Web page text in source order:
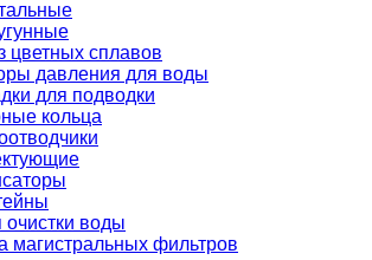
цветных сплавов
давления для воды
для подводки
кольца
воды
магистральных фильтров